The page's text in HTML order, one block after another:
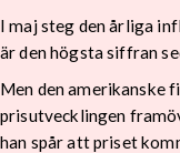
I maj steg den årliga
är den högsta siffran
Men den amerikanske
prisutvecklingen
han spår att priset